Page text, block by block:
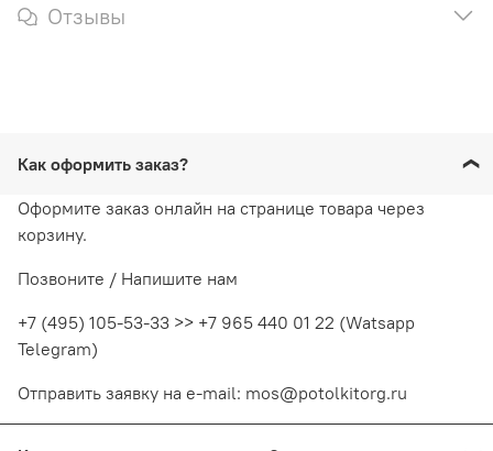
Отзывы
Как оформить заказ?
Оформите заказ онлайн на странице товара через
корзину.
Позвоните / Напишите нам
+7 (495) 105-53-33 >> +7 965 440 01 22 (Watsapp
Telegram)
Отправить заявку на e-mail: mos@potolkitorg.ru